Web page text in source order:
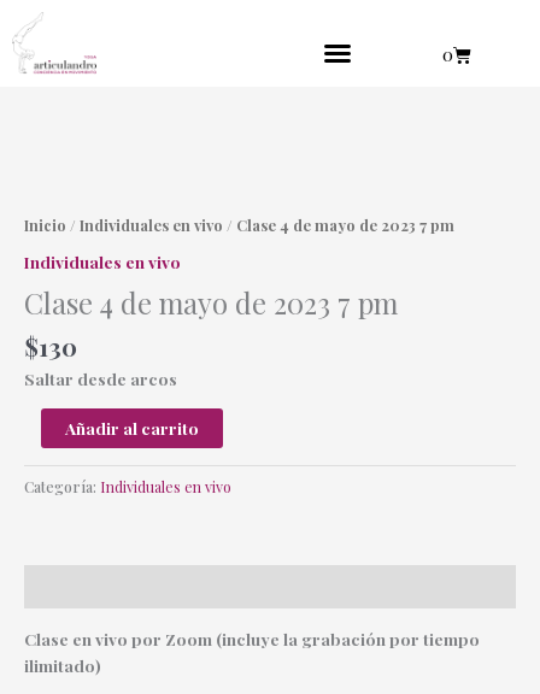
al
contenido
0
Cart
Inicio / Individuales en vivo / Clase 4 de mayo de 2023 7 pm
Individuales en vivo
Clase 4 de mayo de 2023 7 pm
$130
Saltar desde arcos
de
de
2023
pm
cantidad
Añadir al carrito
Categoría: Individuales en vivo
Clase en vivo por Zoom (incluye la grabación por tiempo
ilimitado)